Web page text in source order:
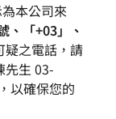
本公司來
、「+03」、
疑之電話，請
先生 03-
以確保您的